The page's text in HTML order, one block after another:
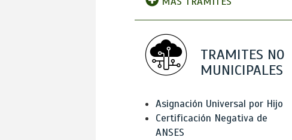
TRAMITES NO
MUNICIPALES
Asignación Universal por Hijo
Certificación Negativa de
ANSES